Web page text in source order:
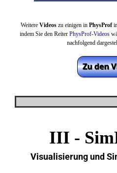
Weitere Videos zu einigen in PhysProf
indem Sie den Reiter PhysProf-Videos
nachfolgend
III -
Visualisierung und